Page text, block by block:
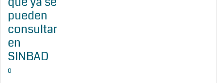
pueden
consultar
en
SINBAD
0